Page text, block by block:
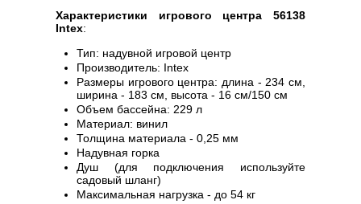
Характеристики игрового центра 56138
Intex:
Тип: надувной игровой центр
Производитель: Intex
Размеры игрового центра: длина - 234 см,
ширина - 183 см, высота - 16 см/150 см
Объем бассейна: 229 л
Материал: винил
Толщина материала - 0,25 мм
Надувная горка
Душ (для подключения используйте
садовый шланг)
Максимальная нагрузка - до 54 кг